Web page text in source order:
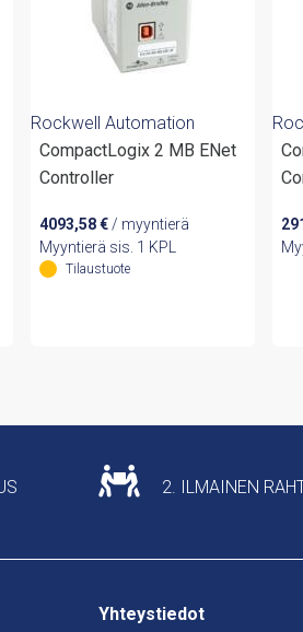
Rockwell Automation
CompactLogix 2 MB ENet
Controller
4093,58€/ myyntierä
Myyntierä sis. 1 KPL
Tilaustuote
2. ILMAINEN
Yhteystiedot